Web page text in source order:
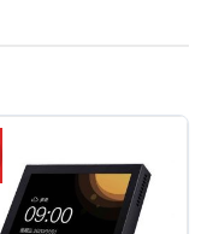
riêng biệt, tạo ra
đến màu sắc.
giúp uốn cong và
nối mở rộng cho